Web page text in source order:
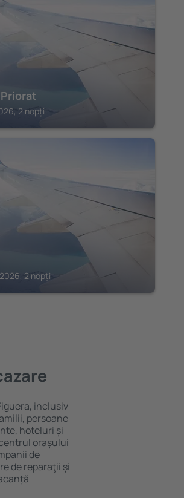
2 nopți
2 nopți
inclusiv
persoane
hoteluri și
orașului
de
de reparaţii și